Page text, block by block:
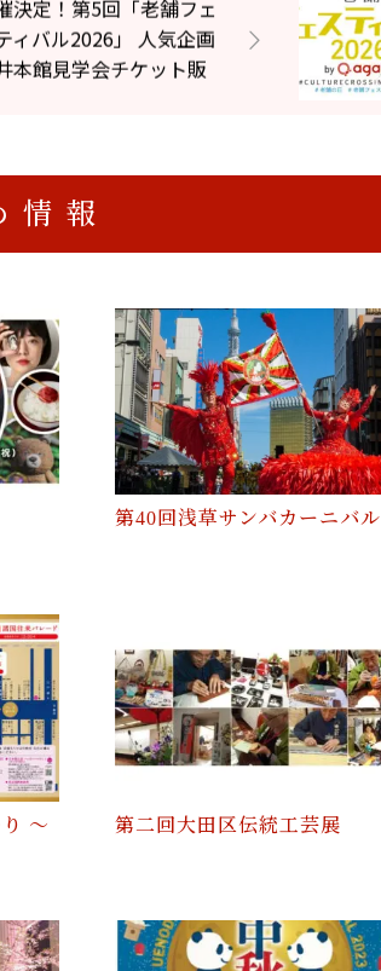
決定！第5回「老舗フェ
ィバル2026」 人気企画
本館見学会チケット販
情報
第40回浅草サンバカーニバル
〜
第二回大田区伝統工芸展